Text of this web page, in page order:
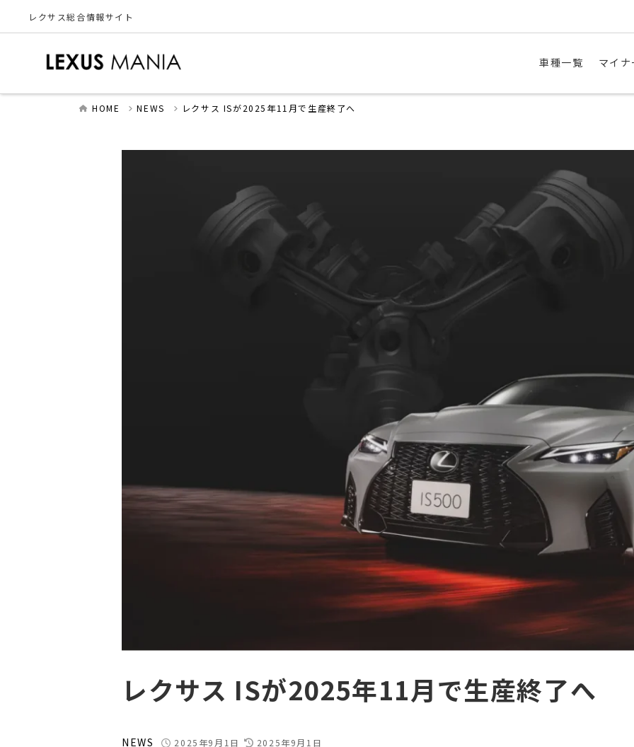
レクサス総合情報サイト
車種一覧 マイ
HOME NEWS レクサス ISが2025年11月で生産終了へ
レクサス ISが2025年11月で生産終了へ
NEWS 2025年9月1日 2025年9月1日